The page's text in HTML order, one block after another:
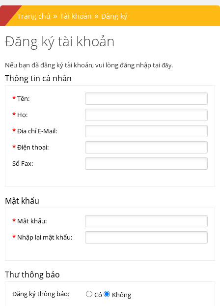
Trang chủ » Tài khoản » Đăng ký
Đăng ký tài khoản
Nếu bạn đã đăng ký tài khoản, vui lòng đăng nhập tạiđây.
Thông tin cá nhân
*Tên:
* Họ:
*Địa chỉ E-Mail:
*Điện thoại:
Số Fax:
Mật khẩu
* Mật khẩu:
* Nhập lại mật khẩu:
Thư thông báo
Đăng ký thông báo: Có Không